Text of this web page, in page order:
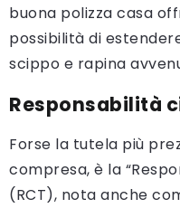
buona polizza casa
possibilità di
scippo e rapina
Responsabilità
Forse la tutela più
compresa, è la
(RCT), nota anche